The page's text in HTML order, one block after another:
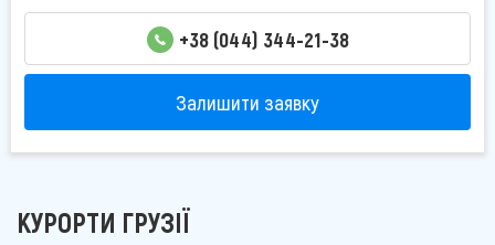
+38 (044) 344-21-38
Залишити заявку
КУРОРТИ ГРУЗІЇ